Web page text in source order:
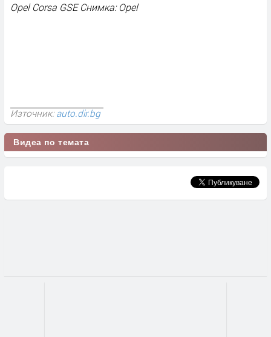
Opel Corsa GSE Снимка: Opel
Източник: auto.dir.bg
Видеа по темата